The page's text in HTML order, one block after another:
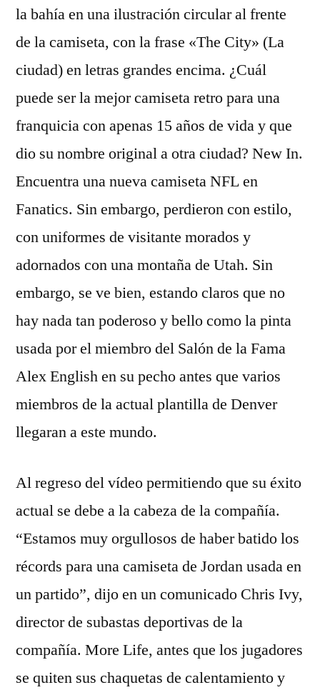
la bahía en una ilustración circular al frente
de la camiseta, con la frase «The City» (La
ciudad) en letras grandes encima. ¿Cuál
puede ser la mejor camiseta retro para una
franquicia con apenas 15 años de vida y que
dio su nombre original a otra ciudad? New In.
Encuentra una nueva camiseta NFL en
Fanatics. Sin embargo, perdieron con estilo,
con uniformes de visitante morados y
adornados con una montaña de Utah. Sin
embargo, se ve bien, estando claros que no
hay nada tan poderoso y bello como la pinta
usada por el miembro del Salón de la Fama
Alex English en su pecho antes que varios
miembros de la actual plantilla de Denver
llegaran a este mundo.
Al regreso del vídeo permitiendo que su éxito
actual se debe a la cabeza de la compañía.
“Estamos muy orgullosos de haber batido los
récords para una camiseta de Jordan usada en
un partido”, dijo en un comunicado Chris Ivy,
director de subastas deportivas de la
compañía. More Life, antes que los jugadores
se quiten sus chaquetas de calentamiento y